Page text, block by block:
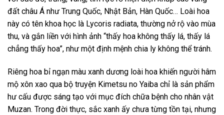
đất châu Á như Trung Quốc, Nhật Bản, Hàn Quốc… Loài hoa
này có tên khoa học là Lycoris radiata, thường nở rộ vào mùa
thu, và gắn liền với hình ảnh “thấy hoa không thấy lá, thấy lá
chẳng thấy hoa”, như một định mệnh chia ly không thể tránh.
Riêng hoa bỉ ngạn màu xanh dương loài hoa khiến người hâm
mộ xôn xao qua bộ truyện Kimetsu no Yaiba chỉ là sản phẩm
hư cấu được sáng tạo với mục đích chữa bệnh cho nhân vật
Muzan. Trong đời thực, sắc xanh ấy chưa từng tồn tại, nhưng